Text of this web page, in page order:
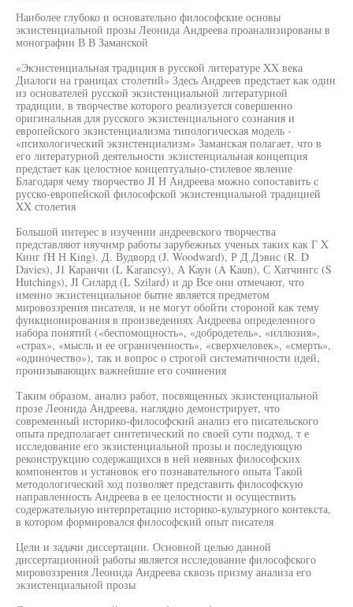
Наиболее глубоко и основательно философские основы
экзистенциальной прозы Леонида Андреева проанализированы в
монографии В В Заманской
«Экзистенциальная традиция в русской литературе XX века
Диалоги на границах столетий» Здесь Андреев предстает как один
из основателей русской экзистенциальной литературной
традиции, в творчестве которого реализуется совершенно
оригинальная для русского экзистенциального сознания и
европейского экзистенциализма типологическая модель -
«психологический экзистенциализм» Заманская полагает, что в
его литературной деятельности экзистенциальная концепция
предстает как целостное концептуально-стилевое явление
Благодаря чему творчество JI Н Андреева можно сопоставить с
русско-европейской философской экзистенциальной традицией
XX столетия
Большой интерес в изучении андреевского творчества
представляют няучнмр работы зарубежных ученых таких как Г X
Кинг fH Н King). Д. Вудворд (J. Woodward), Р Д Дэвис (R. D
Davies), J1 Каранчи (L Karancsy), А Каун (A Kaun), С Хатчингс (S
Hutchings), JI Силард (L Szilard) и др Все они отмечают, что
именно экзистенциальное бытие является предметом
мировоззрения писателя, и не могут обойти стороной как тему
функционирования в произведениях Андреева определенного
набора понятий («беспомощность», «добродетель», «иллюзия»,
«страх», «мысль и ее ограниченность», «сверхчеловек», «смерть»,
«одиночество»), так и вопрос о строгой систематичности идей,
пронизывающих важнейшие его сочинения
Таким образом, анализ работ, посвященных экзистенциальной
прозе Леонида Андреева, наглядно демонстрирует, что
современный историко-философский анализ его писательского
опыта предполагает синтетический по своей сути подход, т е
исследование его экзистенциальной прозы и последующую
реконструкцию содержащихся в ней неявных философских
компонентов и установок его познавательного опыта Такой
методологический ход позволяет представить философскую
направленность Андреева в ее целостности и осуществить
содержательную интерпретацию историко-культурного контекста,
в котором формировался философский опыт писателя
Цели и задачи диссертации. Основной целью данной
диссертационной работы является исследование философского
мировоззрения Леонида Андреева сквозь призму анализа его
экзистенциальной прозы